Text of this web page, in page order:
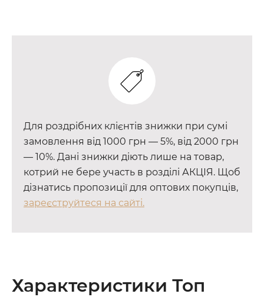
Для роздрібних клієнтів знижки при сумі
замовлення від 1000 грн — 5%, від 2000 грн
— 10%. Дані знижки діють лише на товар,
котрий не бере участь в розділі АКЦІЯ. Щоб
дізнатись пропозиції для оптових покупців,
зареєструйтеся на сайті.
Характеристики Топ